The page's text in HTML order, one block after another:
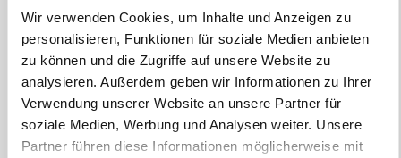
Wir verwenden Cookies, um Inhalte und Anzeigen zu
personalisieren, Funktionen für soziale Medien anbieten
zu können und die Zugriffe auf unsere Website zu
analysieren. Außerdem geben wir Informationen zu Ihrer
Verwendung unserer Website an unsere Partner für
soziale Medien, Werbung und Analysen weiter. Unsere
Partner führen diese Informationen möglicherweise mit